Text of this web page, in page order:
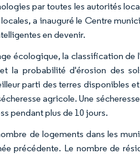
par toutes les autorités
a inauguré le Centre
en devenir.
écologique, la classification
la probabilité d'érosion des
parti des terres disponibles
agricole. Une
pendant plus de 10 jours.
de logements dans les
précédente. Le nombre de